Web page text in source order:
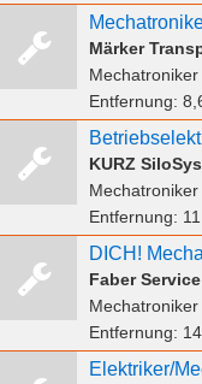
Märker
Entfernung:
Entfernung:
Faber
Entfernung:
Elektriker/